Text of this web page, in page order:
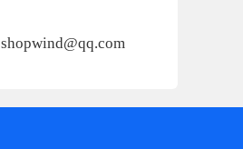
shopwind@qq.com